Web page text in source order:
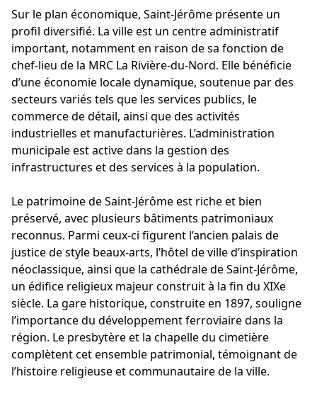
Sur le plan économique, Saint-Jérôme présente un
profil diversifié. La ville est un centre administratif
important, notamment en raison de sa fonction de
chef-lieu de la MRC La Rivière-du-Nord. Elle bénéficie
d’une économie locale dynamique, soutenue par des
secteurs variés tels que les services publics, le
commerce de détail, ainsi que des activités
industrielles et manufacturières. L’administration
municipale est active dans la gestion des
infrastructures et des services à la population.
Le patrimoine de Saint-Jérôme est riche et bien
préservé, avec plusieurs bâtiments patrimoniaux
reconnus. Parmi ceux-ci figurent l’ancien palais de
justice de style beaux-arts, l’hôtel de ville d’inspiration
néoclassique, ainsi que la cathédrale de Saint-Jérôme,
un édifice religieux majeur construit à la fin du XIXe
siècle. La gare historique, construite en 1897, souligne
l’importance du développement ferroviaire dans la
région. Le presbytère et la chapelle du cimetière
complètent cet ensemble patrimonial, témoignant de
l’histoire religieuse et communautaire de la ville.